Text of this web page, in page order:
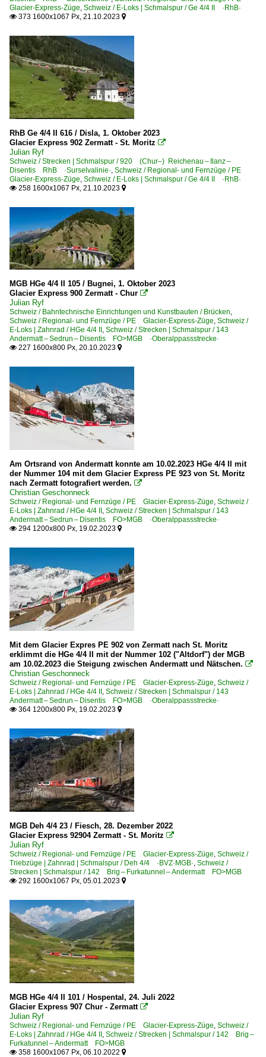
Glacier-Express-Züge, Schweiz / E-Loks | Schmalspur / Ge 4/4 II ·RhB·
 373 1600x1067 Px, 21.10.2023 
RhB Ge 4/4 II 616 / Disla, 1. Oktober 2023
Glacier Express 902 Zermatt - St. Moritz 
Julian Ryf
Schweiz / Strecken | Schmalspur / 920 (Chur–) Reichenau – Ilanz –
Disentis RhB ·Surselvalinie·, Schweiz / Regional- und Fernzüge / PE
Glacier-Express-Züge, Schweiz / E-Loks | Schmalspur / Ge 4/4 II ·RhB·
 258 1600x1067 Px, 21.10.2023 
MGB HGe 4/4 II 105 / Bugnei, 1. Oktober 2023
Glacier Express 900 Zermatt - Chur 
Julian Ryf
Schweiz / Bahntechnische Einrichtungen und Kunstbauten / Brücken,
Schweiz / Regional- und Fernzüge / PE Glacier-Express-Züge, Schweiz /
E-Loks | Zahnrad / HGe 4/4 II , Schweiz / Strecken | Schmalspur / 143
Andermatt – Sedrun – Disentis FO>MGB ·Oberalppassstrecke·
 227 1600x800 Px, 20.10.2023 
Am Ortsrand von Andermatt konnte am 10.02.2023 HGe 4/4 II mit
der Nummer 104 mit dem Glacier Express PE 923 von St. Moritz
nach Zermatt fotografiert werden. 
Christian Geschonneck
Schweiz / Regional- und Fernzüge / PE Glacier-Express-Züge, Schweiz /
E-Loks | Zahnrad / HGe 4/4 II , Schweiz / Strecken | Schmalspur / 143
Andermatt – Sedrun – Disentis FO>MGB ·Oberalppassstrecke·
 294 1200x800 Px, 19.02.2023 
Mit dem Glacier Expres PE 902 von Zermatt nach St. Moritz
erklimmt die HGe 4/4 II mit der Nummer 102 ("Altdorf") der MGB
am 10.02.2023 die Steigung zwischen Andermatt und Nätschen. 
Christian Geschonneck
Schweiz / Regional- und Fernzüge / PE Glacier-Express-Züge, Schweiz /
E-Loks | Zahnrad / HGe 4/4 II , Schweiz / Strecken | Schmalspur / 143
Andermatt – Sedrun – Disentis FO>MGB ·Oberalppassstrecke·
 364 1200x800 Px, 19.02.2023 
MGB Deh 4/4 23 / Fiesch, 28. Dezember 2022
Glacier Express 92904 Zermatt - St. Moritz 
Julian Ryf
Schweiz / Regional- und Fernzüge / PE Glacier-Express-Züge, Schweiz /
Triebzüge | Zahnrad | Schmalspur / Deh 4/4 ·BVZ·MGB·, Schweiz /
Strecken | Schmalspur / 142 Brig – Furkatunnel – Andermatt FO>MGB
 292 1600x1067 Px, 05.01.2023 
MGB HGe 4/4 II 101 / Hospental, 24. Juli 2022
Glacier Express 907 Chur - Zermatt 
Julian Ryf
Schweiz / Regional- und Fernzüge / PE Glacier-Express-Züge, Schweiz /
E-Loks | Zahnrad / HGe 4/4 II , Schweiz / Strecken | Schmalspur / 142 Brig –
Furkatunnel – Andermatt FO>MGB
 358 1600x1067 Px, 06.10.2022 